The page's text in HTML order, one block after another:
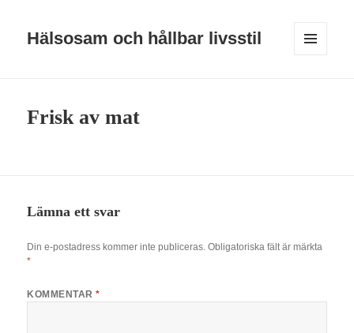
Hälsosam och hållbar livsstil
Frisk av mat
Lämna ett svar
Din e-postadress kommer inte publiceras. Obligatoriska fält är märkta
*
KOMMENTAR*